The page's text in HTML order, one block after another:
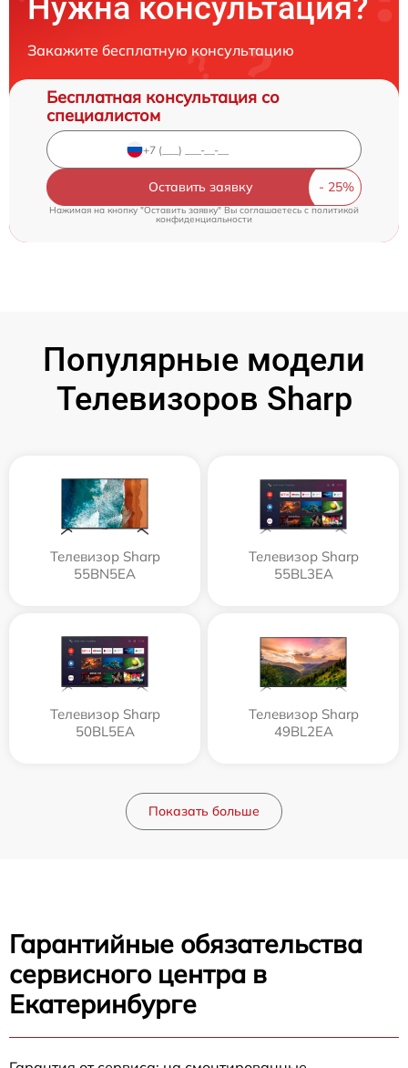
Нужна консультация?
Закажите бесплатную консультацию
Бесплатная консультация со
специалистом
Оставить заявку
Нажимая на кнопку "Оставить заявку" Вы соглашаетесь c политикой
конфиденциальности
Популярные модели
Телевизоров Sharp
Телевизор Sharp
55BN5EA
Телевизор Sharp
55BL3EA
Телевизор Sharp
50BL5EA
Телевизор Sharp
49BL2EA
Показать больше
Гарантийные обязательства
сервисного центра в
Екатеринбурге